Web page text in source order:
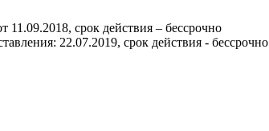
11.09.2018, срок действия – бессрочно
22.07.2019, срок действия - бессрочно